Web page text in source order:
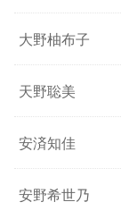
大野柚布子
天野聡美
安済知佳
安野希世乃